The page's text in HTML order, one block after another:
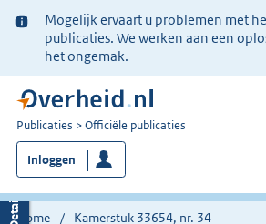
Ter
informatie:
Mogelijk ervaart u problemen met
publicaties. We werken aan een
het ongemak.
U
bent
nu
hier:
Publicaties Officiële publicaties
Inloggen
Home Kamerstuk 33654, nr. 34